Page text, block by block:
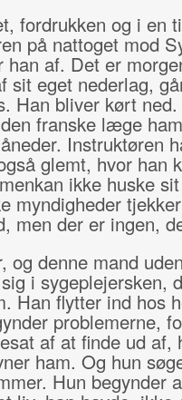
fordrukken og i en
på nattoget mod
han af. Det er
sit eget nederlag,
Han bliver kørt
franske læge
Instruktøren
glemt, hvor han
ikke huske
myndigheder
men der er ingen,
og denne mand
i sygeplejersken,
Han flytter ind hos
problemerne,
af at finde ud af,
ham. Og hun
Hun begynder